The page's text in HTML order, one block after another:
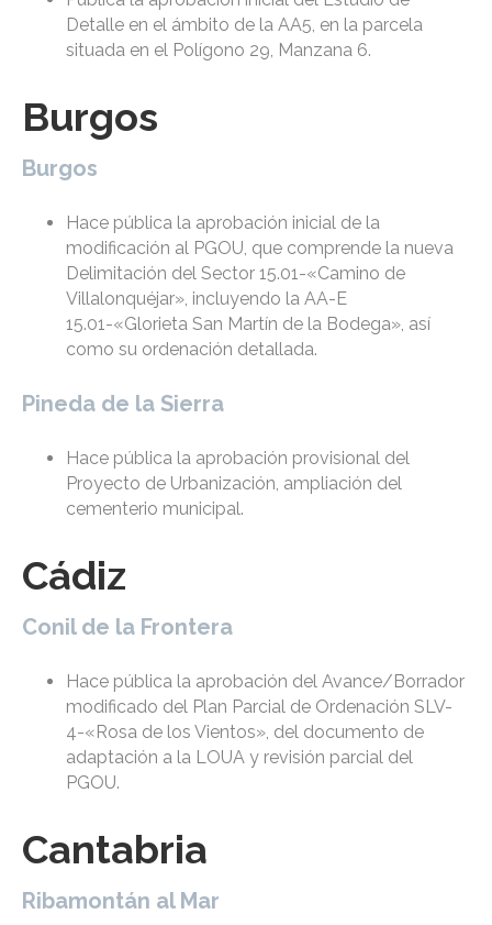
Detalle en el ámbito de la AA5, en la parcela
situada en el Polígono 29, Manzana 6.
Burgos
Burgos
Hace pública la aprobación inicial de la
modificación al PGOU, que comprende la nueva
Delimitación del Sector 15.01-«Camino de
Villalonquéjar», incluyendo la AA-E
15.01-«Glorieta San Martín de la Bodega», así
como su ordenación detallada.
Pineda de la Sierra
Hace pública la aprobación provisional del
Proyecto de Urbanización, ampliación del
cementerio municipal.
Cádiz
Conil de la Frontera
Hace pública la aprobación del Avance/Borrador
modificado del Plan Parcial de Ordenación SLV-
4-«Rosa de los Vientos», del documento de
adaptación a la LOUA y revisión parcial del
PGOU.
Cantabria
Ribamontán al Mar